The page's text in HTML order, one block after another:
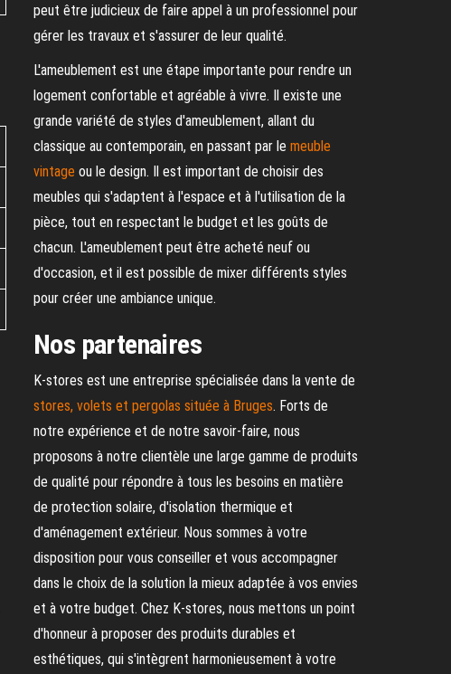
peut être judicieux de faire appel à un professionnel pour
gérer les travaux et s'assurer de leur qualité.
L'ameublement est une étape importante pour rendre un
logement confortable et agréable à vivre. Il existe une
grande variété de styles d'ameublement, allant du
classique au contemporain, en passant par le meuble
vintage ou le design. Il est important de choisir des
meubles qui s'adaptent à l'espace et à l'utilisation de la
pièce, tout en respectant le budget et les goûts de
chacun. L'ameublement peut être acheté neuf ou
d'occasion, et il est possible de mixer différents styles
pour créer une ambiance unique.
Nos partenaires
K-stores est une entreprise spécialisée dans la vente de
stores, volets et pergolas située à Bruges. Forts de
notre expérience et de notre savoir-faire, nous
proposons à notre clientèle une large gamme de produits
de qualité pour répondre à tous les besoins en matière
de protection solaire, d'isolation thermique et
d'aménagement extérieur. Nous sommes à votre
disposition pour vous conseiller et vous accompagner
dans le choix de la solution la mieux adaptée à vos envies
et à votre budget. Chez K-stores, nous mettons un point
d'honneur à proposer des produits durables et
esthétiques, qui s'intègrent harmonieusement à votre